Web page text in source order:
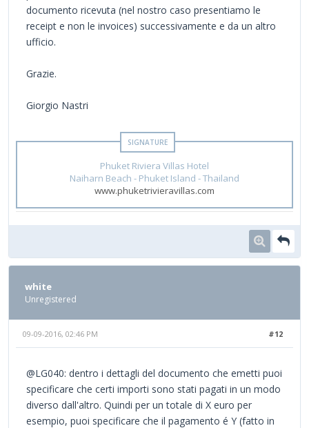
documento ricevuta (nel nostro caso presentiamo le
receipt e non le invoices) successivamente e da un altro
ufficio.
Grazie.
Giorgio Nastri
Phuket Riviera Villas Hotel
Naiharn Beach - Phuket Island - Thailand
www.phuketrivieravillas.com
white
Unregistered
#12
09-09-2016, 02:46 PM
@LG040: dentro i dettagli del documento che emetti puoi
specificare che certi importi sono stati pagati in un modo
diverso dall'altro. Quindi per un totale di X euro per
esempio, puoi specificare che il pagamento é Y (fatto in